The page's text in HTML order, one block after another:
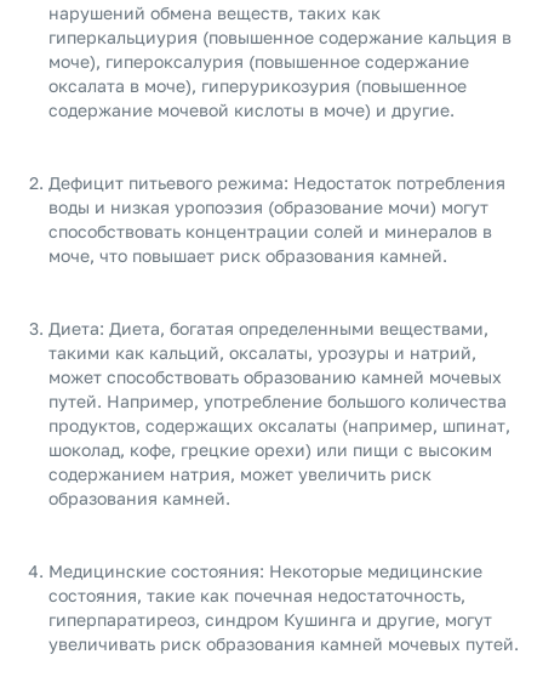
нарушений обмена веществ, таких как
гиперкальциурия (повышенное содержание кальция в
моче), гипероксалурия (повышенное содержание
оксалата в моче), гиперурикозурия (повышенное
содержание мочевой кислоты в моче) и другие.
Дефицит питьевого режима: Недостаток потребления
воды и низкая уропоэзия (образование мочи) могут
способствовать концентрации солей и минералов в
моче, что повышает риск образования камней.
Диета: Диета, богатая определенными веществами,
такими как кальций, оксалаты, урозуры и натрий,
может способствовать образованию камней мочевых
путей. Например, употребление большого количества
продуктов, содержащих оксалаты (например, шпинат,
шоколад, кофе, грецкие орехи) или пищи с высоким
содержанием натрия, может увеличить риск
образования камней.
Медицинские состояния: Некоторые медицинские
состояния, такие как почечная недостаточность,
гиперпаратиреоз, синдром Кушинга и другие, могут
увеличивать риск образования камней мочевых путей.